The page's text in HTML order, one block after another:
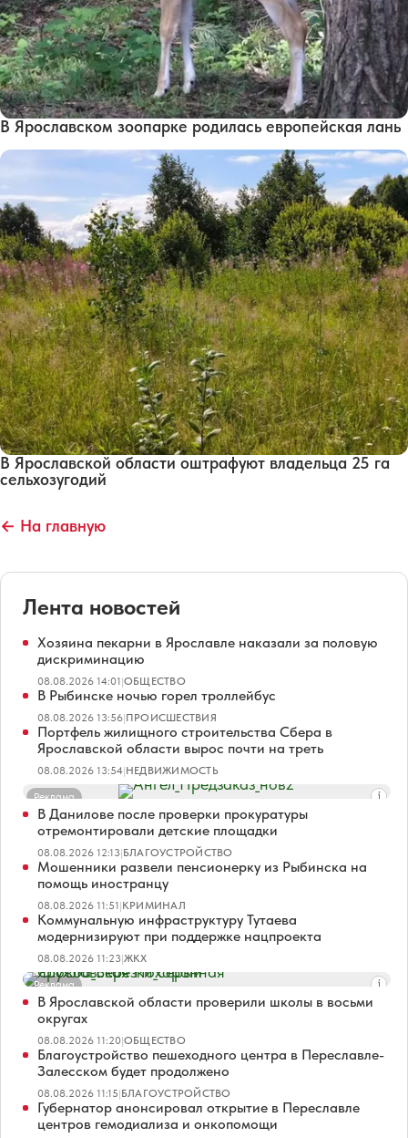
В Ярославском зоопарке родилась европейская лань
В Ярославской области оштрафуют владельца 25 га
сельхозугодий
← На главную
Лента новостей
Хозяина пекарни в Ярославле наказали за половую
дискриминацию
08.08.2026 14:01|ОБЩЕСТВО
В Рыбинске ночью горел троллейбус
08.08.2026 13:56|ПРОИСШЕСТВИЯ
Портфель жилищного строительства Сбера в
Ярославской области вырос почти на треть
08.08.2026 13:54|НЕДВИЖИМОСТЬ
Реклама
В Данилове после проверки прокуратуры
отремонтировали детские площадки
08.08.2026 12:13|БЛАГОУСТРОЙСТВО
Мошенники развели пенсионерку из Рыбинска на
помощь иностранцу
08.08.2026 11:51|КРИМИНАЛ
Коммунальную инфраструктуру Тутаева
модернизируют при поддержке нацпроекта
08.08.2026 11:23|ЖКХ
Реклама
В Ярославской области проверили школы в восьми
округах
08.08.2026 11:20|ОБЩЕСТВО
Благоустройство пешеходного центра в Переславле-
Залесском будет продолжено
08.08.2026 11:15|БЛАГОУСТРОЙСТВО
Губернатор анонсировал открытие в Переславле
центров гемодиализа и онкопомощи